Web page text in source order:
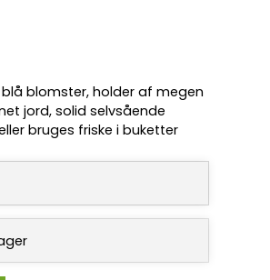
blomster, holder af megen
jord, solid selvsående
bruges friske i buketter